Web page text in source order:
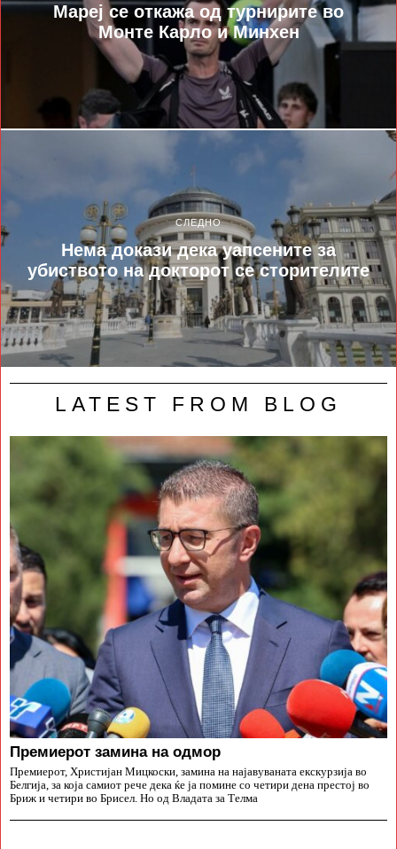
Мареј се откажа од турнирите во
Монте Карло и Минхен
СЛЕДНО
Нема докази дека уапсените за
убиството на докторот се сторителите
LATEST FROM BLOG
Премиерот замина на одмор
Премиерот, Христијан Мицкоски, замина на најавуваната екскурзија во
Белгија, за која самиот рече дека ќе ја помине со четири дена престој во
Бриж и четири во Брисел. Но од Владата за Телма